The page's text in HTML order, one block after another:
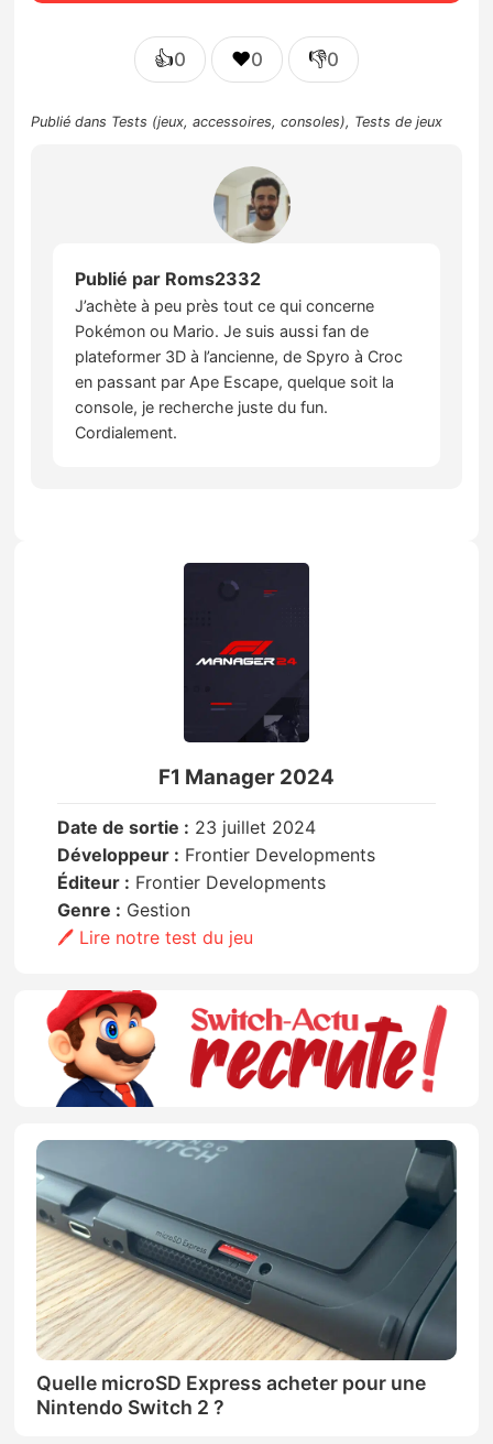
👍0 ❤️0 👎0
Publié dans Tests (jeux, accessoires, consoles), Tests de jeux
Publié par Roms2332
J’achète à peu près tout ce qui concerne
Pokémon ou Mario. Je suis aussi fan de
plateformer 3D à l’ancienne, de Spyro à Croc
en passant par Ape Escape, quelque soit la
console, je recherche juste du fun.
Cordialement.
F1 Manager 2024
Date de sortie : 23 juillet 2024
Développeur : Frontier Developments
Éditeur : Frontier Developments
Genre : Gestion
🖊️ Lire notre test du jeu
Quelle microSD Express acheter pour une
Nintendo Switch 2 ?